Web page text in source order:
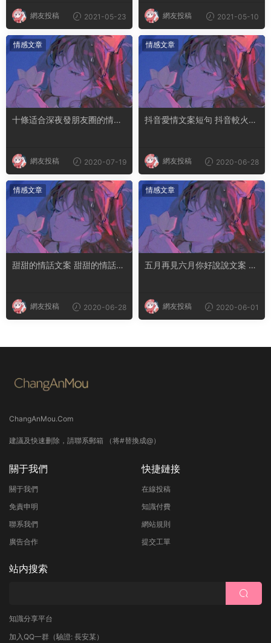
網友投稿 2021-05-23 網友投稿 2021-05-10
情感文章
十條适合深夜發朋友圈的情話
網友投稿 2020-07-19
情感文章
抖音愛情文案短句 抖音較火愛
網友投稿 2020-06-28
情感文章
甜甜的情話文案 甜甜的情話文
網友投稿 2020-06-28
情感文章
五月再見六月你好說說文案 六
網友投稿 2020-06-01
ChangAnMou.Com
建議及快速删除，請聯系郵箱 （将#替換成@）
關于我們
關于我們
免責申明
聯系我們
廣告合作
快捷鏈接
在線投稿
知識付費
網站規則
提交工單
站内搜索
知識分享平台
加入QQ一群 （驗證: 長安某）